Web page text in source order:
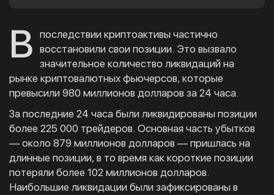
В последствии криптоактивы частично
восстановили свои позиции. Это вызвало
значительное количество ликвидаций на
рынке криптовалютных фьючерсов, которые
превысили 980 миллионов долларов за 24 часа.
За последние 24 часа были ликвидированы позиции
более 225 000 трейдеров. Основная часть убытков
— около 879 миллионов долларов — пришлась на
длинные позиции, в то время как короткие позиции
потеряли более 102 миллионов долларов.
Наибольшие ликвидации были зафиксированы в